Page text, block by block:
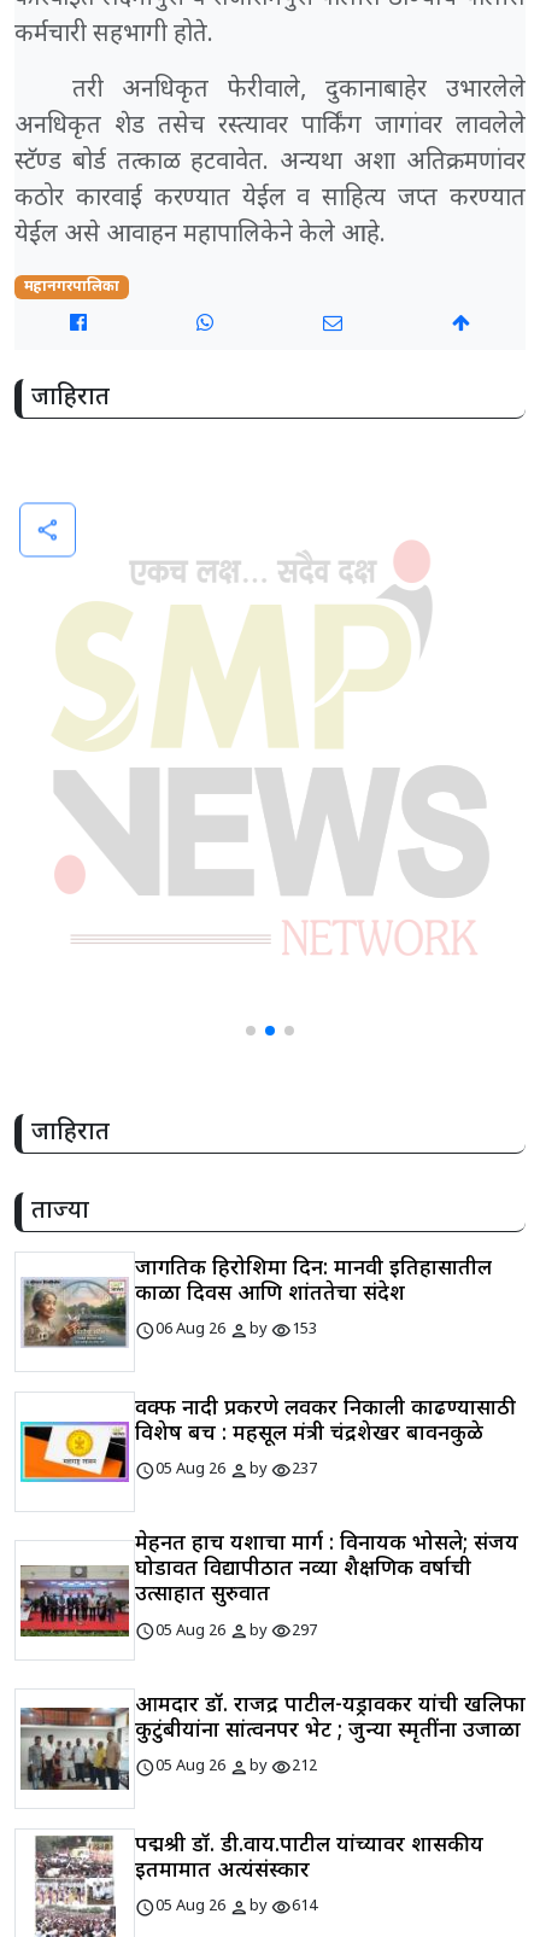
कर्मचारी सहभागी होते.
तरी अनधिकृत फेरीवाले, दुकानाबाहेर उभारलेले
अनधिकृत शेड तसेच रस्त्यावर पार्किंग जागांवर लावलेले
स्टॅण्ड बोर्ड तत्काळ हटवावेत. अन्यथा अशा अतिक्रमणांवर
कठोर कारवाई करण्यात येईल व साहित्य जप्त करण्यात
येईल असे आवाहन महापालिकेने केले आहे.
महानगरपालिका
जाहिरात
जाहिरात
ताज्या
जागतिक हिरोशिमा दिन: मानवी इतिहासातील
काळा दिवस आणि शांततेचा संदेश
schedule06 Aug 26 personbyvisibility153
वक्फ नोंदी प्रकरणे लवकर निकाली काढण्यासाठी
विशेष बेंच : महसूल मंत्री चंद्रशेखर बावनकुळे
schedule05 Aug 26 personbyvisibility237
मेहनत हाच यशाचा मार्ग : विनायक भोसले; संजय
घोडावत विद्यापीठात नव्या शैक्षणिक वर्षाची
उत्साहात सुरुवात
schedule05 Aug 26 personbyvisibility297
आमदार डॉ. राजेंद्र पाटील-यड्रावकर यांची खलिफा
कुटुंबीयांना सांत्वनपर भेट ; जुन्या स्मृतींना उजाळा
schedule05 Aug 26 personbyvisibility212
पद्मश्री डॉ. डी.वाय.पाटील यांच्यावर शासकीय
इतमामात अत्यंसंस्कार
schedule05 Aug 26 personbyvisibility614
share